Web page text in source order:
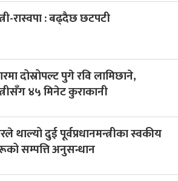
रास्वपा : बढ्दैछ छटपटी
दोस्रोपल्ट पुगे रवि लामिछाने,
४५ मिनेट कुराकानी
थाल्यो दुई पूर्वप्रधानमन्त्रीका स्वकीय
सम्पत्ति अनुसन्धान